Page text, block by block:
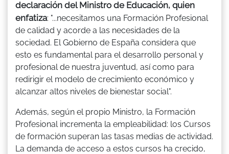
declaración del Ministro de Educación, quien
enfatiza: "...necesitamos una Formación Profesional
de calidad y acorde a las necesidades de la
sociedad. El Gobierno de España considera que
esto es fundamental para el desarrollo personal y
profesional de nuestra juventud, así como para
redirigir el modelo de crecimiento económico y
alcanzar altos niveles de bienestar social".
Además, según el propio Ministro, la Formación
Profesional incrementa la empleabilidad: los Cursos
de formación superan las tasas medias de actividad.
La demanda de acceso a estos cursos ha crecido,